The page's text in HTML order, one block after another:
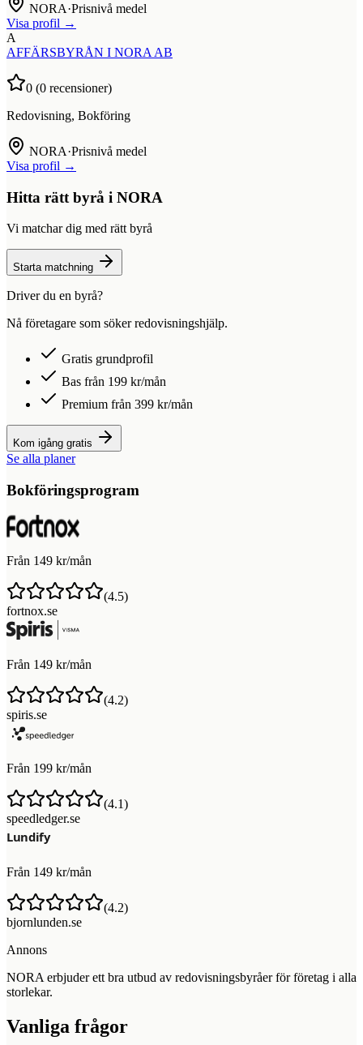
NORA·Prisnivå medel
Visa profil →
A
AFFÄRSBYRÅN I NORA AB
0 (0 recensioner)
Redovisning, Bokföring
NORA·Prisnivå medel
Visa profil →
Hitta rätt byrå i NORA
Vi matchar dig med rätt byrå
Starta matchning
Driver du en byrå?
Nå företagare som söker redovisningshjälp.
Gratis grundprofil
Bas från 199 kr/mån
Premium från 399 kr/mån
Kom igång gratis
Se alla planer
Bokföringsprogram
Från 149 kr/mån
(4.5)
fortnox.se
Från 149 kr/mån
(4.2)
spiris.se
Från 199 kr/mån
(4.1)
speedledger.se
Från 149 kr/mån
(4.2)
bjornlunden.se
Annons
NORA erbjuder ett bra utbud av redovisningsbyråer för företag i alla
storlekar.
Vanliga frågor